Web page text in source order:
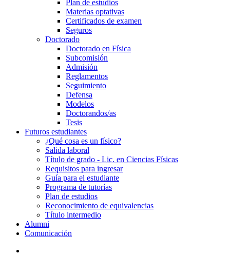
Plan de estudios
Materias optativas
Certificados de examen
Seguros
Doctorado
Doctorado en Física
Subcomisión
Admisión
Reglamentos
Seguimiento
Defensa
Modelos
Doctorandos/as
Tesis
Futuros estudiantes
¿Qué cosa es un físico?
Salida laboral
Título de grado - Lic. en Ciencias Físicas
Requisitos para ingresar
Guía para el estudiante
Programa de tutorías
Plan de estudios
Reconocimiento de equivalencias
Título intermedio
Alumni
Comunicación